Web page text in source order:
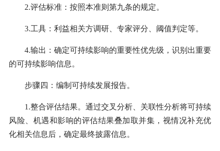
2.评估标准：按照本准则第九条的规定。
3.工具：利益相关方调研、专家评分、阈值判定等。
4.输出：确定可持续影响的重要性优先级，识别出重要
的可持续影响信息。
步骤四：编制可持续发展报告。
1.整合评估结果。通过交叉分析、关联性分析将可持续
风险、机遇和影响的评估结果叠加取并集，视情况补充优
化相关信息后，确定最终披露信息。